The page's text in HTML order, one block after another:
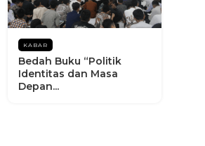
KABAR
Bedah Buku “Politik
Identitas dan Masa
Depan...